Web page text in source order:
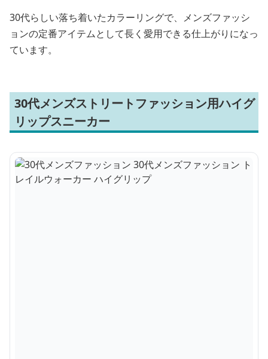
30代らしい落ち着いたカラーリングで、メンズファッシ
ョンの定番アイテムとして長く愛用できる仕上がりになっ
ています。
30代メンズストリートファッション用ハイグ
リップスニーカー